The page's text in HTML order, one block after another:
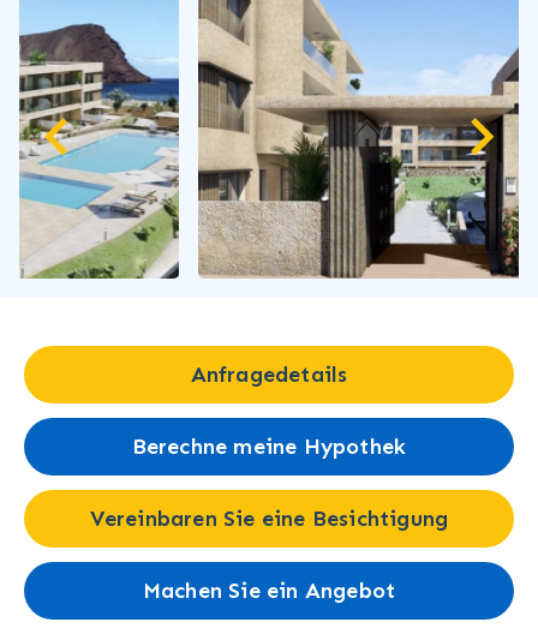
Anfragedetails
Berechne meine Hypothek
Vereinbaren Sie eine Besichtigung
Machen Sie ein Angebot